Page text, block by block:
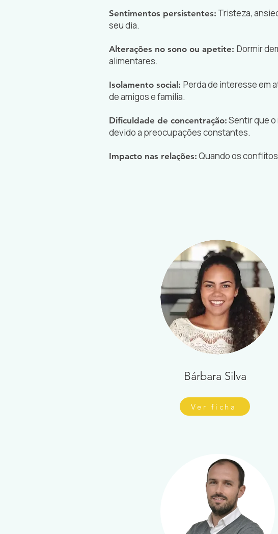
Sentimentos persistentes: Tristeza,
seu dia.
Alterações no sono ou apetite: Dormir
alimentares.
Isolamento social: Perda de interesse em
de amigos e família.
Dificuldade de concentração: Sentir que
devido a preocupações constantes.
Impacto nas relações: Quando os
Bárbara Silva
Ver ficha